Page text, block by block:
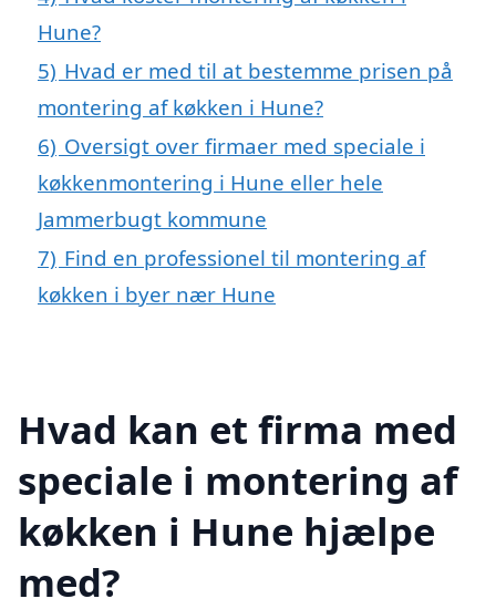
Hune?
5) Hvad er med til at bestemme prisen på
montering af køkken i Hune?
6) Oversigt over firmaer med speciale i
køkkenmontering i Hune eller hele
Jammerbugt kommune
7) Find en professionel til montering af
køkken i byer nær Hune
Hvad kan et firma med
speciale i montering af
køkken i Hune hjælpe
med?